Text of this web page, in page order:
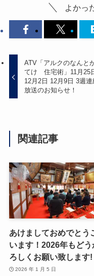
よかっ
ATV「アルクのなんと
てけ 住宅術」11月25
12月2日 12月9日 3週連
放送のお知らせ！
関連記事
あけましておめでとう
います！2026年もどう
ろしくお願い致します!
2026 年 1 月 5 日